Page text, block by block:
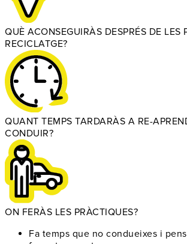
QUÈ ACONSEGUIRÀS DESPRÉS DE LES
RECICLATGE?
QUANT TEMPS TARDARÀS A RE-
CONDUIR?
ON FERÀS LES PRÀCTIQUES?
Fa temps que no condueixes i